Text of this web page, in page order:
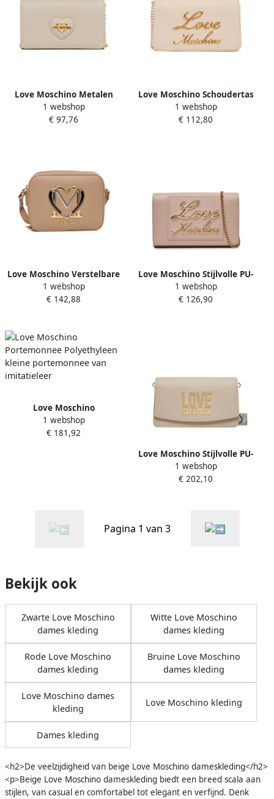
Love Moschino Metalen
Ketting Schoudertas met
Logo Beige Dames
1 webshop
€ 97,76
Love Moschino Schoudertas
met Metalen Ketting en
Zakken Beige Dames
1 webshop
€ 112,80
Love Moschino Verstelbare
Schouderband Kleine Tas
Beige Dames
1 webshop
€ 142,88
Love Moschino Stijlvolle PU-
tas Beige Dames
1 webshop
€ 126,90
Love Moschino
Portemonnee Polyethyleen
kleine portemonnee van
1 webshop
€ 181,92
Love Moschino Stijlvolle PU-
tas Beige Dames
1 webshop
€ 202,10
Pagina 1 van 3
Bekijk ook
Zwarte Love Moschino
dames kleding
Witte Love Moschino
dames kleding
Rode Love Moschino
dames kleding
Bruine Love Moschino
dames kleding
Love Moschino dames
kleding
Love Moschino kleding
Dames kleding
<h2>De veelzijdigheid van beige Love Moschino dameskleding</h2>
<p>Beige Love Moschino dameskleding biedt een breed scala aan
stijlen, van casual en comfortabel tot elegant en verfijnd. Denk